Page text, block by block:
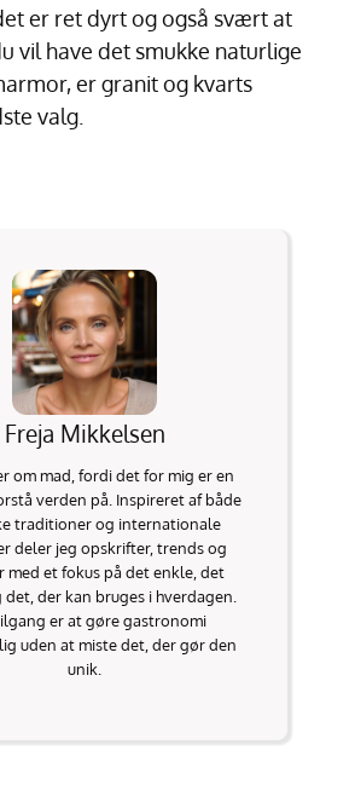
er ret dyrt og også svært at
vil have det smukke naturlige
er granit og kvarts
valg.
Freja Mikkelsen
om mad, fordi det for mig er en
verden på. Inspireret af både
traditioner og internationale
deler jeg opskrifter, trends og
med et fokus på det enkle, det
der kan bruges i hverdagen.
er at gøre gastronomi
uden at miste det, der gør den
unik.